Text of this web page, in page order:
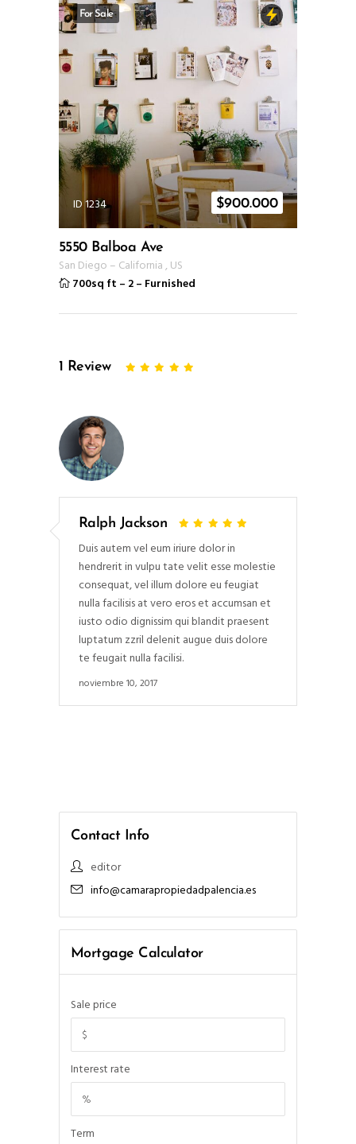
For Sale
ID 1234 $900.000
5550 Balboa Ave
San Diego – California, US
700sq ft – 2– Furnished
1 Review
Ralph Jackson
Duis autem vel eum iriure dolor in
hendrerit in vulpu tate velit esse molestie
consequat, vel illum dolore eu feugiat
nulla facilisis at vero eros et accumsan et
iusto odio dignissim qui blandit praesent
luptatum zzril delenit augue duis dolore
te feugait nulla facilisi.
noviembre 10, 2017
Contact Info
editor
info@camarapropiedadpalencia.es
Mortgage Calculator
Sale price
Interest rate
Term